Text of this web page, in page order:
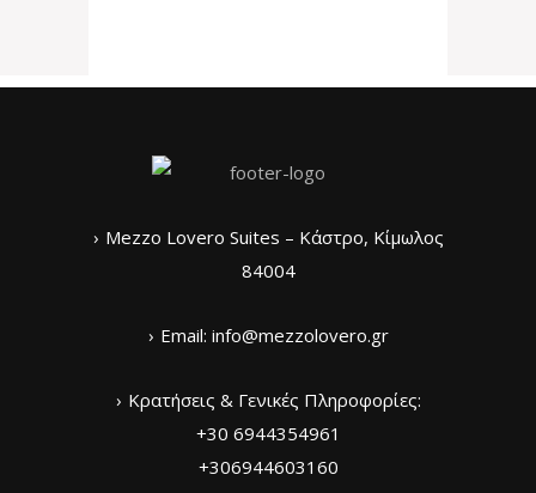
Mezzo Lovero Suites – Κάστρο, Κίμωλος
84004
Email: info@mezzolovero.gr
Κρατήσεις & Γενικές Πληροφορίες:
+30 6944354961
+306944603160